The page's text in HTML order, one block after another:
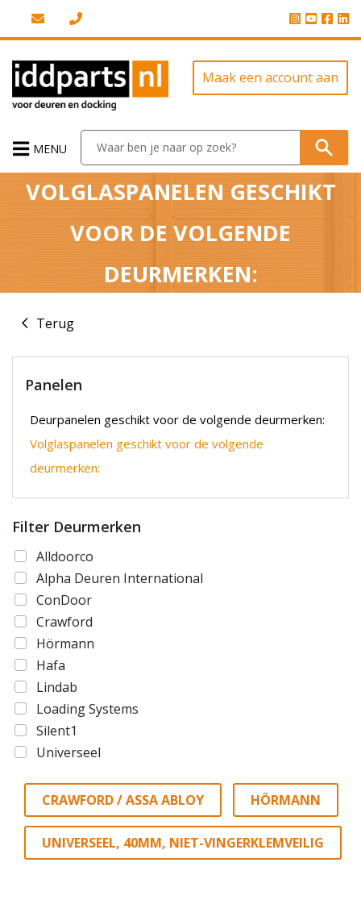
Maak een account aan
MENU
VOLGLASPANELEN GESCHIKT
VOOR DE VOLGENDE
DEURMERKEN:
Terug
Panelen
Deurpanelen geschikt voor de volgende deurmerken:
Volglaspanelen geschikt voor de volgende
deurmerken:
Filter Deurmerken
Alldoorco
Alpha Deuren International
ConDoor
Crawford
Hörmann
Hafa
Lindab
Loading Systems
Silent1
Universeel
CRAWFORD / ASSA ABLOY HÖRMANN
UNIVERSEEL, 40MM, NIET-VINGERKLEMVEILIG